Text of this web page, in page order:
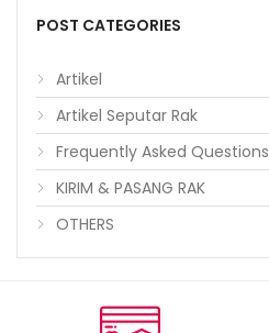
POST CATEGORIES
Artikel
Artikel Seputar Rak
Frequently Asked Questions
KIRIM & PASANG RAK
OTHERS